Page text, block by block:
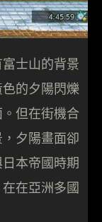
士山的背景
的夕陽閃爍
但在街機合
夕陽畫面卻
本帝國時期
在亞洲多國